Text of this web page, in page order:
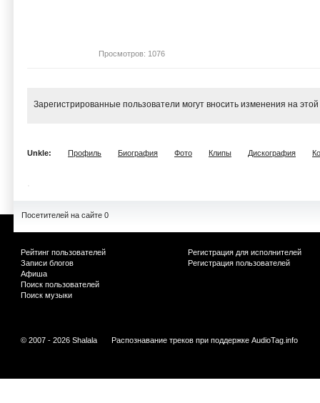
Просмотров: 1076
Зарегистрированные пользователи могут вносить изменения на
Unkle: Профиль Биография Фото Клипы Дискография
Посетителей на сайте 0
Рейтинг пользователей
Записи блогов
Афиша
Поиск пользователей
Поиск музыки
Регистрация для исполнителей
Регистрация пользователей
© 2007 - 2026 Shalala Распознавание треков при поддержке AudioTag.info